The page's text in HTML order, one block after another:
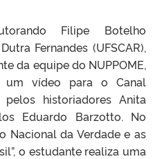
Filipe Botelho
Fernandes (UFSCAR),
da equipe do NUPPOME,
um vídeo para o Canal
historiadores Anita
Eduardo Barzotto. No
Nacional da Verdade e as
o estudante realiza uma